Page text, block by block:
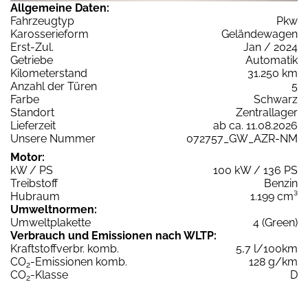
Allgemeine Daten:
Fahrzeugtyp
Pkw
Karosserieform
Geländewagen
Erst-Zul.
Jan / 2024
Getriebe
Automatik
Kilometerstand
31.250 km
Anzahl der Türen
5
Farbe
Schwarz
Standort
Zentrallager
Lieferzeit
ab ca. 11.08.2026
Unsere Nummer
072757_GW_AZR-NM
Motor:
kW / PS
100 kW / 136 PS
Treibstoff
Benzin
Hubraum
1.199 cm³
Umweltnormen:
Umweltplakette
4 (Green)
Verbrauch und Emissionen nach WLTP:
Kraftstoffverbr. komb.
5,7 l/100km
CO2-Emissionen komb.
128 g/km
CO2-Klasse
D